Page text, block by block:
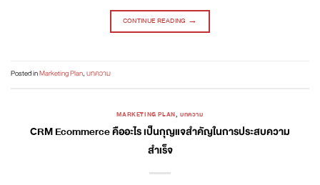
CONTINUE READING →
Posted inMarketing Plan,บทความ
MARKETING PLAN, บทความ
CRM Ecommerce คืออะไร เป็นกุญแจสำคัญในการประสบความ
สำเร็จ